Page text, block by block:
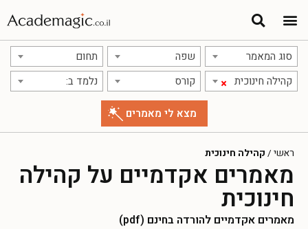
סוג המאמר שפה תחום
× קהילה חינוכית קורס נלמד ב:
ראשי / קהילה חינוכית
מאמרים אקדמיים על קהילה
חינוכית
מאמרים אקדמיים להורדה בחינם (pdf)